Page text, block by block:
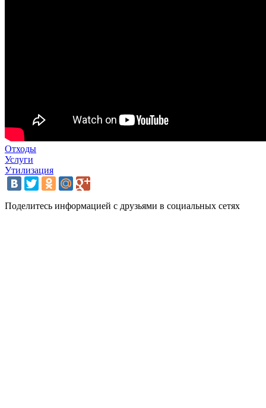
Отходы
Услуги
Утилизация
Поделитесь информацией с друзьями в социальных сетях